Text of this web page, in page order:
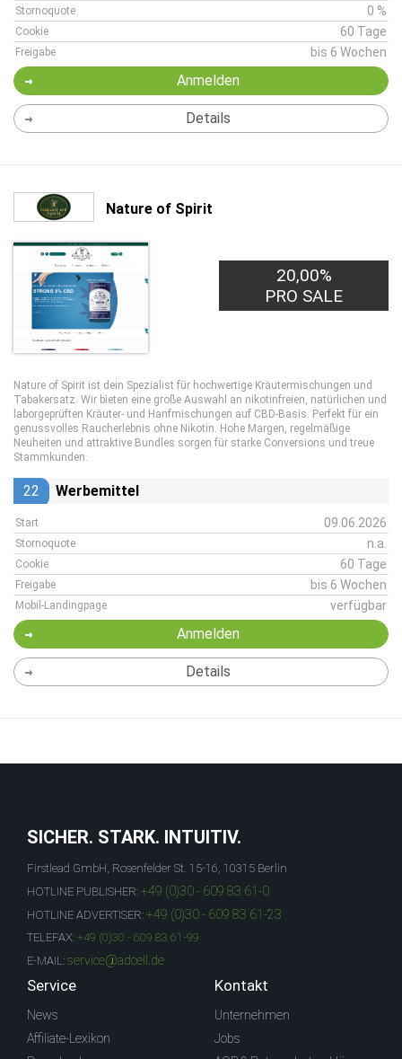
Stornoquote 0 %
Cookie 60 Tage
Freigabe bis 6 Wochen
Anmelden
Details
Nature of Spirit
20,00%
PRO SALE
Nature of Spirit ist dein Spezialist für hochwertige Kräutermischungen und
Tabakersatz. Wir bieten eine große Auswahl an nikotinfreien, natürlichen und
laborgeprüften Kräuter- und Hanfmischungen auf CBD-Basis. Perfekt für ein
genussvolles Raucherlebnis ohne Nikotin. Hohe Margen, regelmäßige
Neuheiten und attraktive Bundles sorgen für starke Conversions und treue
Stammkunden.
22 Werbemittel
Start 09.06.2026
Stornoquote n.a.
Cookie 60 Tage
Freigabe bis 6 Wochen
Mobil-Landingpage verfügbar
Anmelden
Details
SICHER. STARK. INTUITIV.
Firstlead GmbH, Rosenfelder St. 15-16, 10315 Berlin
HOTLINE PUBLISHER: +49 (0)30 - 609 83 61-0
HOTLINE ADVERTISER: +49 (0)30 - 609 83 61-23
TELEFAX: +49 (0)30 - 609 83 61-99
E-MAIL: service@adcell.de
Service
News
Affiliate-Lexikon
Kontakt
Unternehmen
Jobs